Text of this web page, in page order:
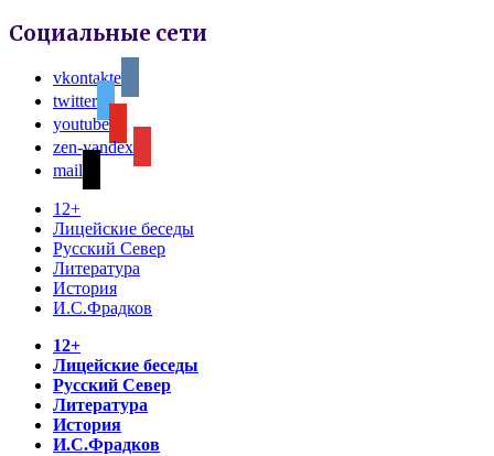
Социальные сети
vkontakte
twitter
youtube
zen-yandex
mail
12+
Лицейские беседы
Русский Север
Литература
История
И.С.Фрадков
12+
Лицейские беседы
Русский Север
Литература
История
И.С.Фрадков